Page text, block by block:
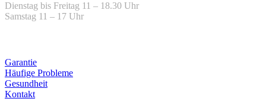
Dienstag bis Freitag 11 – 18.30 Uhr
Samstag 11 – 17 Uhr
Garantie
Häufige Probleme
Gesundheit
Kontakt